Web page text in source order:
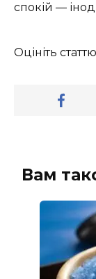
спокій —
Оцініть статтю
Вам